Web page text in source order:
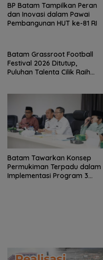
BP Batam Tampilkan Peran
dan Inovasi dalam Pawai
Pembangunan HUT ke-81 RI
Batam Grassroot Football
Festival 2026 Ditutup,
Puluhan Talenta Cilik Raih
Batam Tawarkan Konsep
Permukiman Terpadu dalam
Implementasi Program 3